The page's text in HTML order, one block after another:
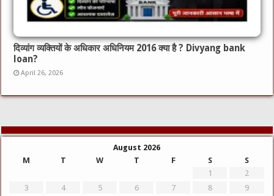
दिव्यांग व्यक्तियों के अधिकार अधिनियम 2016 क्या है ? Divyang bank
loan?
April 26, 2026
August 2026
M
T W T F S
S
1
2
3
4 5 6 7 8
9